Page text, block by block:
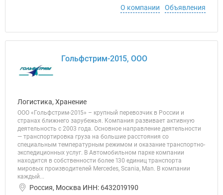
О компании
Объявления
Гольфстрим-2015, ООО
Логистика, Хранение
ООО «Гольфстрим-2015» – крупный перевозчик в России и
странах ближнего зарубежья. Компания развивает активную
деятельность с 2003 года. Основное направление деятельности
— транспортировка груза на большие расстояния со
специальным температурным режимом и оказание транспортно-
экспедиционных услуг. В Автомобильном парке компании
находится в собственности более 130 единиц транспорта
мировых производителей Mercedes, Scania, Man. В компании
каждый...
Россия, Москва ИНН: 6432019190